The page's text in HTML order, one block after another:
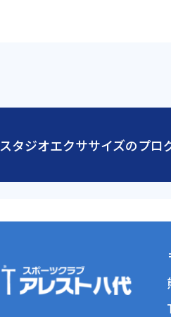
スタジオエクササイズのプロ